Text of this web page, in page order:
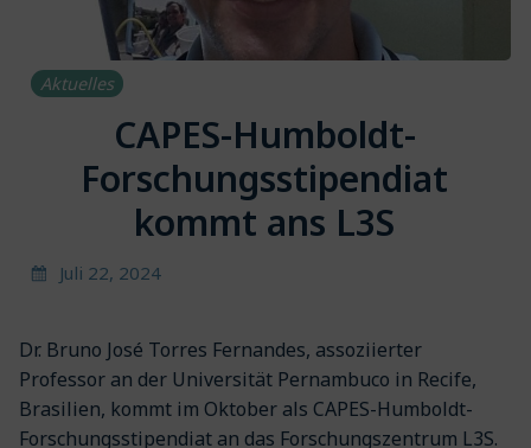
Aktuelles
CAPES-Humboldt-
Forschungsstipendiat
kommt ans L3S
Juli 22, 2024
Dr. Bruno José Torres Fernandes, assoziierter
Professor an der Universität Pernambuco in Recife,
Brasilien, kommt im Oktober als CAPES-Humboldt-
Forschungsstipendiat an das Forschungszentrum L3S.